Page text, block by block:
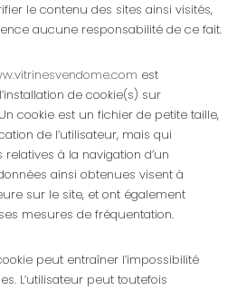
le contenu des sites ainsi visités,
aucune responsabilité de ce fait.
est
de cookie(s) sur
cookie est un fichier de petite taille,
de l’utilisateur, mais qui
à la navigation d’un
ainsi obtenues visent à
sur le site, et ont également
mesures de fréquentation.
peut entraîner l’impossibilité
L’utilisateur peut toutefois